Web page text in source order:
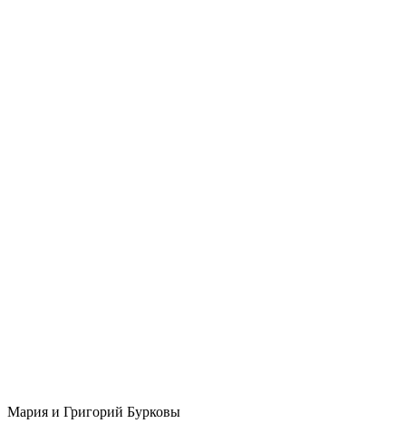
Мария и Григорий Бурковы